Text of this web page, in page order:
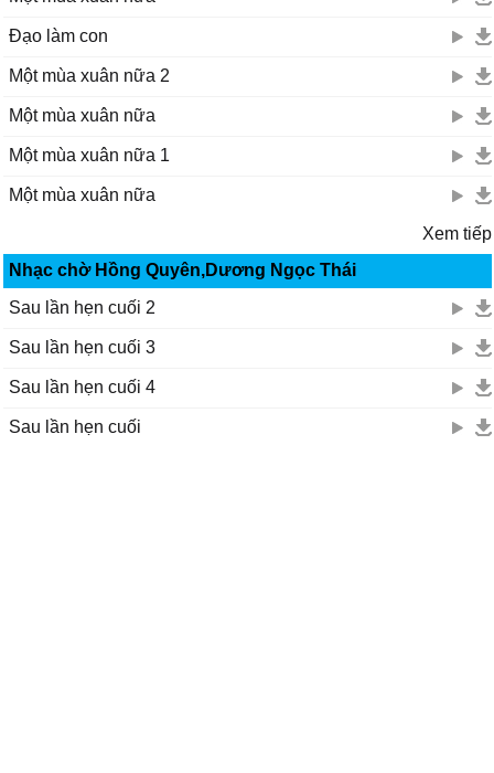
Đạo làm con
Một mùa xuân nữa 2
Một mùa xuân nữa
Một mùa xuân nữa 1
Một mùa xuân nữa
Xem tiếp
Nhạc chờ Hồng Quyên,Dương Ngọc Thái
Sau lần hẹn cuối 2
Sau lần hẹn cuối 3
Sau lần hẹn cuối 4
Sau lần hẹn cuối